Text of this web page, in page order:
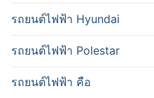
รถยนต์ไฟฟ้า Hyundai
รถยนต์ไฟฟ้า Polestar
รถยนต์ไฟฟ้า คือ